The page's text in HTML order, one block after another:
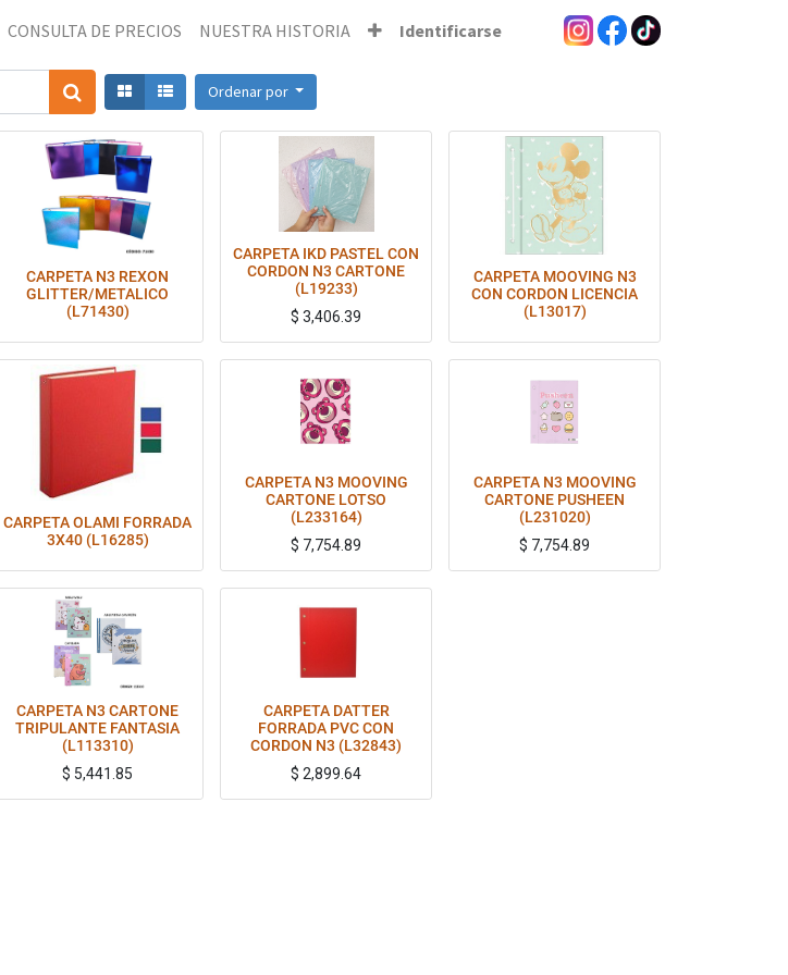
CONSULTA DE PRECIOS NUESTRA HISTORIA Identificarse
Ordenar por
CARPETA N3 REXON
GLITTER/METALICO
(L71430)
CARPETA IKD PASTEL CON
CORDON N3 CARTONE
(L19233)
$ 3,406.39
CARPETA MOOVING N3
CON CORDON LICENCIA
(L13017)
CARPETA OLAMI FORRADA
3X40 (L16285)
CARPETA N3 MOOVING
CARTONE LOTSO
(L233164)
$ 7,754.89
CARPETA N3 MOOVING
CARTONE PUSHEEN
(L231020)
$ 7,754.89
CARPETA N3 CARTONE
TRIPULANTE FANTASIA
(L113310)
$ 5,441.85
CARPETA DATTER
FORRADA PVC CON
CORDON N3 (L32843)
$ 2,899.64